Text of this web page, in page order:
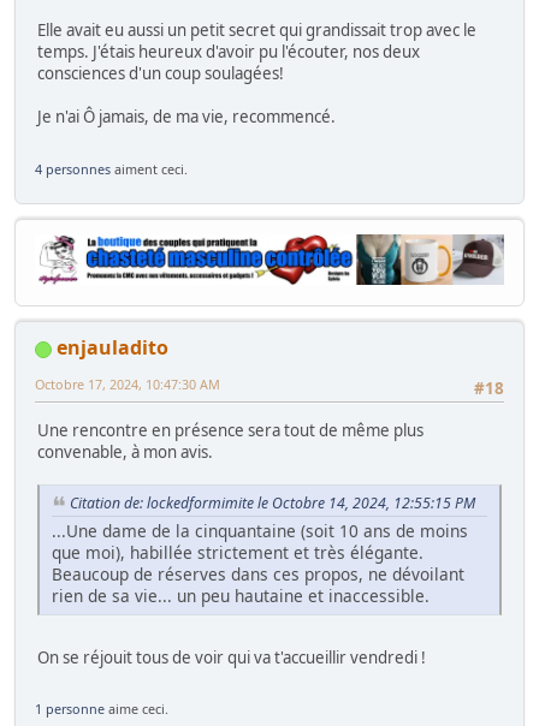
Elle avait eu aussi un petit secret qui grandissait trop avec le
temps. J'étais heureux d'avoir pu l'écouter, nos deux
consciences d'un coup soulagées!
Je n'ai Ô jamais, de ma vie, recommencé.
4 personnes aiment ceci.
enjauladito
#18
Octobre 17, 2024, 10:47:30 AM
Une rencontre en présence sera tout de même plus
convenable, à mon avis.
Citation de: lockedformimite le Octobre 14, 2024, 12:55:15 PM
...Une dame de la cinquantaine (soit 10 ans de moins
que moi), habillée strictement et très élégante.
Beaucoup de réserves dans ces propos, ne dévoilant
rien de sa vie... un peu hautaine et inaccessible.
On se réjouit tous de voir qui va t'accueillir vendredi !
1 personne aime ceci.